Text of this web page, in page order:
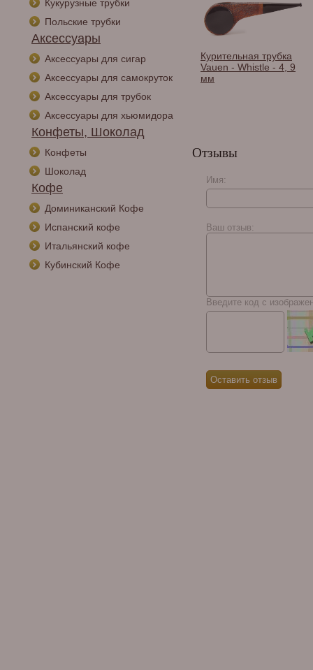
Кукурузные трубки
Польские трубки
Аксессуары
Аксессуары для сигар
Аксессуары для самокруток
Аксессуары для трубок
Аксессуары для хьюмидора
Конфеты, Шоколад
Конфеты
Шоколад
Кофе
Доминиканский Кофе
Испанский кофе
Итальянский кофе
Кубинский Кофе
Курительная трубка
Vauen - Whistle - 4, 9
мм
Курительная трубка
Отзывы
Имя:
Ваш отзыв:
Введите код с